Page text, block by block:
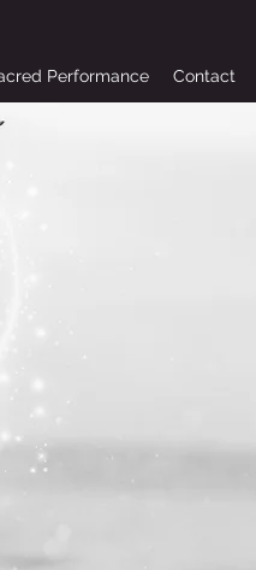
Performance Contact